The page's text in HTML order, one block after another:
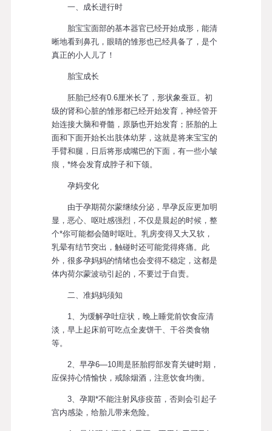
一、成长进行时
胎宝宝面部的基本器官已经开始成形，能清
晰地看到鼻孔，眼睛的雏形也已经具备了，是个
真正的小人儿了！
胎宝成长
胚胎已经有0.6厘米长了，形状象蚕豆。初
级的肾和心脏的雏形都已经开始发育，神经管开
始连接大脑和脊髓，原肠也开始发育；胚胎的上
面和下面开始长出肢体幼芽，这就是将来宝宝的
手臂和腿，日后将形成嘴巴的下面，有一些小皱
痕，*终会发育成脖子和下颌。
孕妈变化
由于孕期荷尔蒙继续分泌，早孕反应更加明
显，恶心、呕吐感强烈，不仅是晨起的时候，整
个*你可能都会随时呕吐。乳房变得又大又软，
乳晕有结节突出，触碰时还可能觉得疼痛。此
外，很多孕妈妈的情绪也会变得不稳定，这都是
体内荷尔蒙波动引起的，不要过于自责。
二、准妈妈须知
1、为缓解孕吐症状，晚上睡觉前饮食应清
淡，早上起床前可吃点全麦饼干、干谷类食物
等。
2、早孕6—10周是胚胎腭部发育关键时期，
应保持心情愉快，戒除烟酒，注意饮食均衡。
3、孕期*不能注射风疹疫苗，否则会引起子
宫内感染，给胎儿带来危险。